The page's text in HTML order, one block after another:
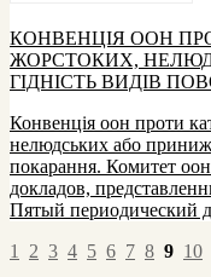
КОНВЕНЦІЯ ООН
ЖОРСТОКИХ,
ГІДНІСТЬ ВИДІВ
Конвенція оон проти
нелюдських або
покарання. Комитет
докладов,
Пятый периодический
1
2 3 4 5 6 7 8 9 10